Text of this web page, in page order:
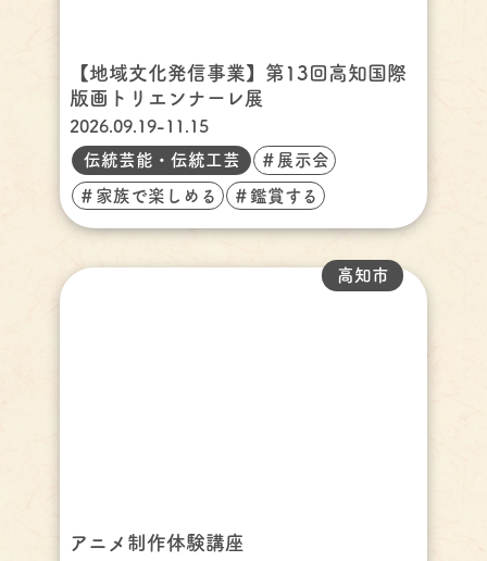
【地域文化発信事業】第13回高知国際
版画トリエンナーレ展
2026.09.19-11.15
伝統芸能・伝統工芸
＃展示会
＃家族で楽しめる ＃鑑賞する
アニメ制作体験講座
高知市